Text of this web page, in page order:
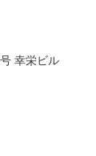
幸栄ビル